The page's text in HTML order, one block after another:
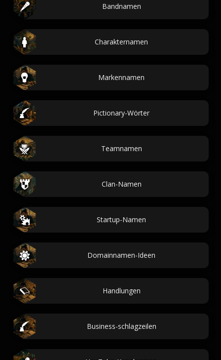
Bandnamen
Charakternamen
Markennamen
Pictionary-Wörter
Teamnamen
Clan-Namen
Startup-Namen
Domainnamen-Ideen
Handlungen
Business-schlagzeilen